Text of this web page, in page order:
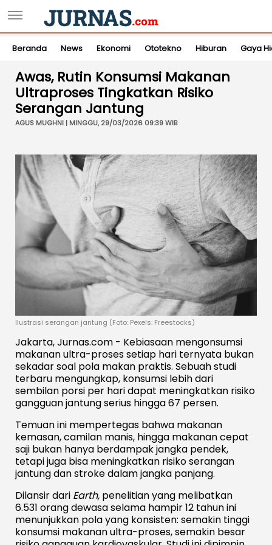
Beranda News Ekonomi Ototekno Hiburan Gaya
Awas, Rutin Konsumsi Makanan
Ultraproses Tingkatkan Risiko
Serangan Jantung
AGUS MUGHNI | MINGGU, 29/03/2026 09:39 WIB
Ilustrasi serangan jantung (Foto: Pexels: Freestocks)
Jakarta, Jurnas.com - Kebiasaan mengonsumsi
makanan ultra-proses setiap hari ternyata bukan
sekadar soal pola makan praktis. Sebuah studi
terbaru mengungkap, konsumsi lebih dari
sembilan porsi per hari dapat meningkatkan risiko
gangguan jantung serius hingga 67 persen.
Temuan ini mempertegas bahwa makanan
kemasan, camilan manis, hingga makanan cepat
saji bukan hanya berdampak jangka pendek,
tetapi juga bisa meningkatkan risiko serangan
jantung dan stroke dalam jangka panjang.
Dilansir dari Earth, penelitian yang melibatkan
6.531 orang dewasa selama hampir 12 tahun ini
menunjukkan pola yang konsisten: semakin tinggi
konsumsi makanan ultra-proses, semakin besar